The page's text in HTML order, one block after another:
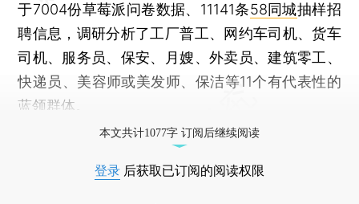
于7004份草莓派问卷数据、11141条58同城抽样招
聘信息，调研分析了工厂普工、网约车司机、货车
司机、服务员、保安、月嫂、外卖员、建筑零工、
快递员、美容师或美发师、保洁等11个有代表性的
蓝领群体。
本文共计1077字 订阅后继续阅读
登录 后获取已订阅的阅读权限